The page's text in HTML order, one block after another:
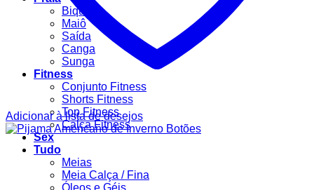
Biquíni
Maiô
Saída
Canga
Sunga
Fitness
Conjunto Fitness
Shorts Fitness
Top Fitness
Calça Fitness
Sex
Tudo
Meias
Meia Calça / Fina
Adicionar à lista de desejos